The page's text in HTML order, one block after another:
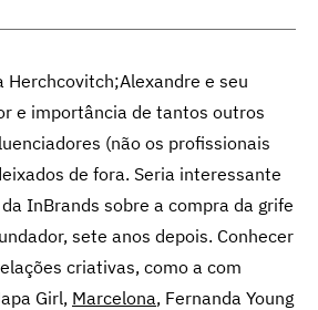
Herchcovitch;Alexandre e seu
e importância de tantos outros
(não os profissionais
de fora. Seria interessante
InBrands sobre a compra da grife
sete anos depois. Conhecer
criativas, como a com
Girl, Marcelona, Fernanda Young